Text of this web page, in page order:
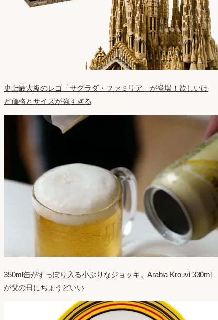
史上最大級のレゴ「サグラダ・ファミリア」が登場！欲しいけ
ど価格とサイズが強すぎる
350ml缶がすっぽり入る小ぶりなジョッキ。Arabia Krouvi 330ml
が父の日にちょうどいい